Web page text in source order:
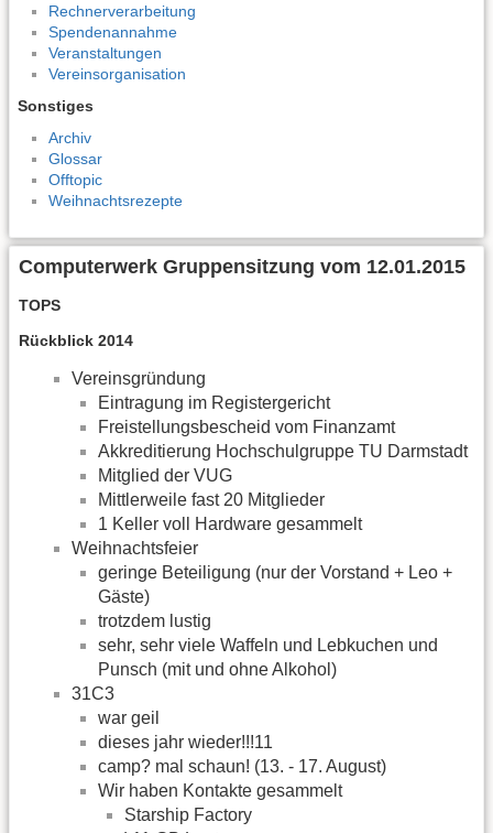
Rechnerverarbeitung
Spendenannahme
Veranstaltungen
Vereinsorganisation
Sonstiges
Archiv
Glossar
Offtopic
Weihnachtsrezepte
Computerwerk Gruppensitzung vom 12.01.2015
TOPS
Rückblick 2014
Vereinsgründung
Eintragung im Registergericht
Freistellungsbescheid vom Finanzamt
Akkreditierung Hochschulgruppe TU Darmstadt
Mitglied der VUG
Mittlerweile fast 20 Mitglieder
1 Keller voll Hardware gesammelt
Weihnachtsfeier
geringe Beteiligung (nur der Vorstand + Leo +
Gäste)
trotzdem lustig
sehr, sehr viele Waffeln und Lebkuchen und
Punsch (mit und ohne Alkohol)
31C3
war geil
dieses jahr wieder!!!11
camp? mal schaun! (13. - 17. August)
Wir haben Kontakte gesammelt
Starship Factory